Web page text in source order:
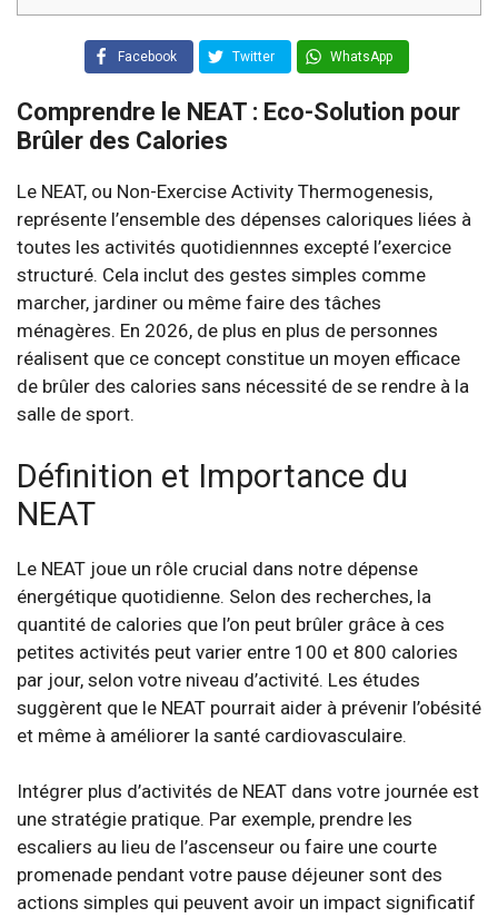
Facebook Twitter WhatsApp
Comprendre le NEAT : Eco-Solution pour
Brûler des Calories
Le NEAT, ou Non-Exercise Activity Thermogenesis,
représente l’ensemble des dépenses caloriques liées à
toutes les activités quotidiennnes excepté l’exercice
structuré. Cela inclut des gestes simples comme
marcher, jardiner ou même faire des tâches
ménagères. En 2026, de plus en plus de personnes
réalisent que ce concept constitue un moyen efficace
de brûler des calories sans nécessité de se rendre à la
salle de sport.
Définition et Importance du
NEAT
Le NEAT joue un rôle crucial dans notre dépense
énergétique quotidienne. Selon des recherches, la
quantité de calories que l’on peut brûler grâce à ces
petites activités peut varier entre 100 et 800 calories
par jour, selon votre niveau d’activité. Les études
suggèrent que le NEAT pourrait aider à prévenir l’obésité
et même à améliorer la santé cardiovasculaire.
Intégrer plus d’activités de NEAT dans votre journée est
une stratégie pratique. Par exemple, prendre les
escaliers au lieu de l’ascenseur ou faire une courte
promenade pendant votre pause déjeuner sont des
actions simples qui peuvent avoir un impact significatif